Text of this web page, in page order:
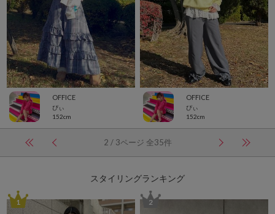
OFFICE
ぴぃ
152cm
OFFICE
ぴぃ
152cm
2 / 3ページ 全35件
スタイリングランキング
1 2